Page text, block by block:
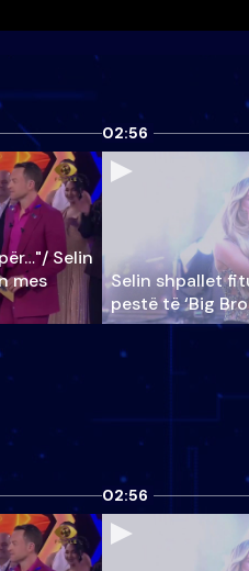
Selin
mes
02:56
Selin shpallet
pestë të ‘Big
02:56